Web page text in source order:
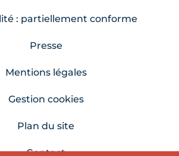
: partiellement conforme
Presse
Mentions légales
Gestion cookies
Plan du site
Contact